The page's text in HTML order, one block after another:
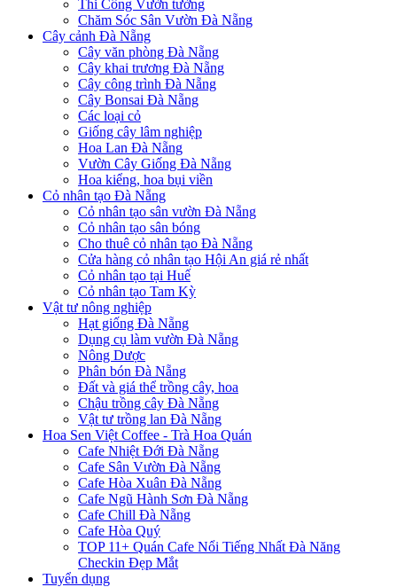
Thi Công Vườn tường
Chăm Sóc Sân Vườn Đà Nẵng
Cây cảnh Đà Nẵng
Cây văn phòng Đà Nẵng
Cây khai trương Đà Nẵng
Cây công trình Đà Nẵng
Cây Bonsai Đà Nẵng
Các loại cỏ
Giống cây lâm nghiệp
Hoa Lan Đà Nẵng
Vườn Cây Giống Đà Nẵng
Hoa kiểng, hoa bụi viền
Cỏ nhân tạo Đà Nẵng
Cỏ nhân tạo sân vườn Đà Nẵng
Cỏ nhân tạo sân bóng
Cho thuê cỏ nhân tạo Đà Nẵng
Cửa hàng cỏ nhân tạo Hội An giá rẻ nhất
Cỏ nhân tạo tại Huế
Cỏ nhân tạo Tam Kỳ
Vật tư nông nghiệp
Hạt giống Đà Nẵng
Dụng cụ làm vườn Đà Nẵng
Nông Dược
Phân bón Đà Nẵng
Đất và giá thể trồng cây, hoa
Chậu trồng cây Đà Nẵng
Vật tư trồng lan Đà Nẵng
Hoa Sen Việt Coffee - Trà Hoa Quán
Cafe Nhiệt Đới Đà Nẵng
Cafe Sân Vườn Đà Nẵng
Cafe Hòa Xuân Đà Nẵng
Cafe Ngũ Hành Sơn Đà Nẵng
Cafe Chill Đà Nẵng
Cafe Hòa Quý
TOP 11+ Quán Cafe Nổi Tiếng Nhất Đà Năng
Checkin Đẹp Mắt
Tuyển dụng